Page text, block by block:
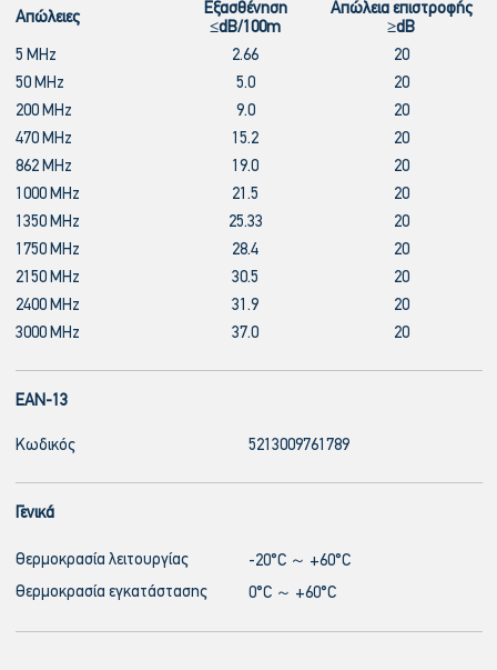
Απώλειες
Εξασθένηση
≤dB/100m
Απώλεια επιστροφής
≥dB
5 MHz
2.66
20
50 MHz
5.0
20
200 MHz
9.0
20
470 MHz
15.2
20
862 MHz
19.0
20
1000 MHz
21.5
20
1350 MHz
25.33
20
1750 MHz
28.4
20
2150 MHz
30.5
20
2400 MHz
31.9
20
3000 MHz
37.0 20
EAN-13
Κωδικός 5213009761789
Γενικά
Θερμοκρασία λειτουργίας
-20°C ～ +60°C
Θερμοκρασία εγκατάστασης
0°C ～ +60°C